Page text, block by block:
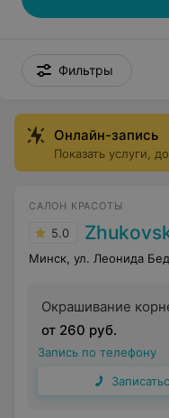
Фильтры
Онлайн-запись
Показать услуги,
САЛОН КРАСОТЫ
5.0
Минск, ул. Леонида
Окрашивание
от 260 руб.
Запись по телефону